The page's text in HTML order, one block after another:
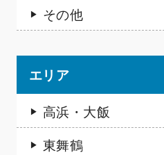
その他
エリア
高浜・大飯
東舞鶴